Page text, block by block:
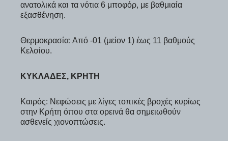
ανατολικά και τα νότια 6 μποφόρ, με βαθμιαία
εξασθένηση.
Θερμοκρασία: Από -01 (μείον 1) έως 11 βαθμούς
Κελσίου.
ΚΥΚΛΑΔΕΣ, ΚΡΗΤΗ
Καιρός: Νεφώσεις με λίγες τοπικές βροχές κυρίως
στην Κρήτη όπου στα ορεινά θα σημειωθούν
ασθενείς χιονοπτώσεις.